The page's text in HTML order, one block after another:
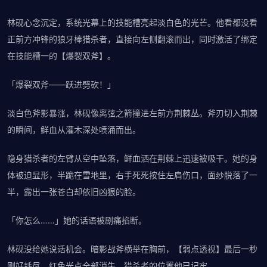
林砚心念沉定，系统光幕上的技能槽亮起淡白色的光芒。他看都没看
正前方冲锋的狼牙棒猎杀者，直接向左侧翻滚而出，同时激活了绑定
在技能槽一的【爆裂双斧】。
「爆裂双斧——跃进劈砍！」
淡白色斧影暴涨，林砚像离弦之箭撞进左前方荆棘丛。斧刃切入荆棘
的瞬间，鲜血从灌木深处喷涌而出。
隐身猎杀者的左臂从空中坠落，鲜血洒在荆棘上迅速被吸干。她的身
体被迫显形，半跪在雪地里，右手死死按住左肩伤口，面纱脱落了一
半，露出一张苍白却依旧凶狠的脸。
「你怎么……」她的话语被剧痛掐断。
林砚没给她说话机会。暗影战斧横举在胸前，【弱点透视】最后一秒